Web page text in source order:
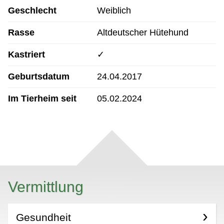
Geschlecht Weiblich
Rasse Altdeutscher Hütehund
Kastriert ✓
Geburtsdatum 24.04.2017
Im Tierheim seit 05.02.2024
Vermittlung
Gesundheit